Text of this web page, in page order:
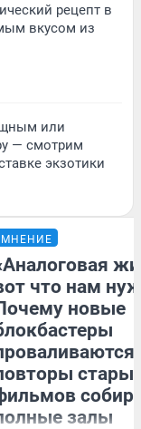
рецепт в
вкусом из
или
— смотрим
экзотики
МНЕНИЕ
что нам
новые
залы